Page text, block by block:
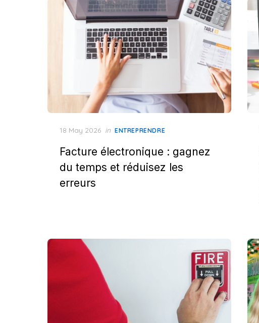
Posted
18 May 2026 in ENTREPRENDRE
Facture électronique : gagnez
du temps et réduisez les
erreurs